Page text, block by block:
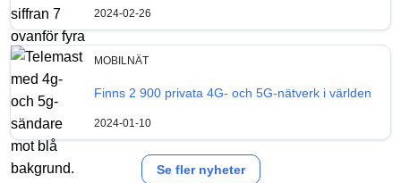
2024-02-26
MOBILNÄT
Finns 2 900 privata 4G- och 5G-nätverk i världen
2024-01-10
Se fler nyheter